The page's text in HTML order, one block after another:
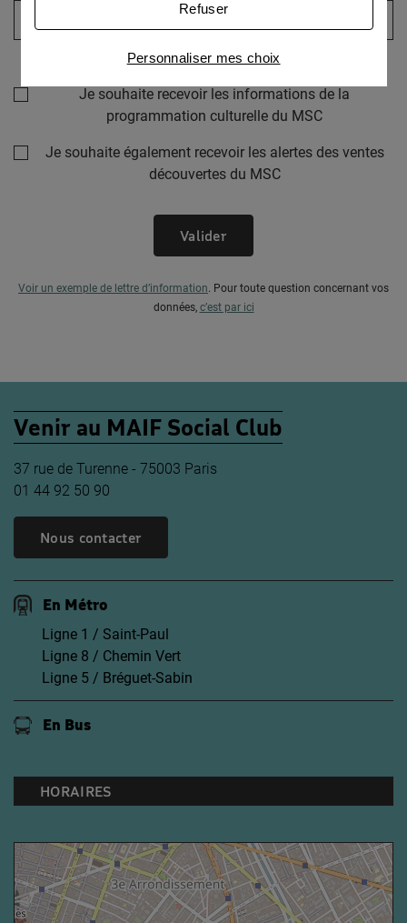
Votre adresse email :
Sélectionner au moins un choix
Je souhaite recevoir les informations de la
programmation culturelle du MSC
Je souhaite également recevoir les alertes des ventes
découvertes du MSC
Valider
Voir un exemple de lettre d’information. Pour toute question concernant vos
données, c’est par ici
Venir au MAIF Social Club
37 rue de Turenne - 75003 Paris
01 44 92 50 90
Nous contacter
En Métro
Ligne 1 / Saint-Paul
Ligne 8 / Chemin Vert
Ligne 5 / Bréguet-Sabin
En Bus
HORAIRES
publicités personnalisées
Personnaliser mes choix
Refuser